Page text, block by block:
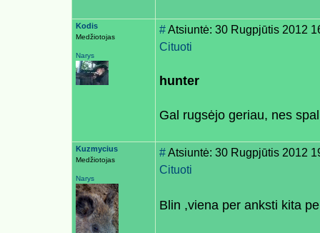
Kodis
Medžiotojas
Narys
#Atsiuntė: 30 Rugpjūtis 2012
Cituoti
hunter
Gal rugsėjo geriau, nes
Kuzmycius
Medžiotojas
Narys
#Atsiuntė: 30 Rugpjūtis 2012
Cituoti
Blin ,viena per anksti kita